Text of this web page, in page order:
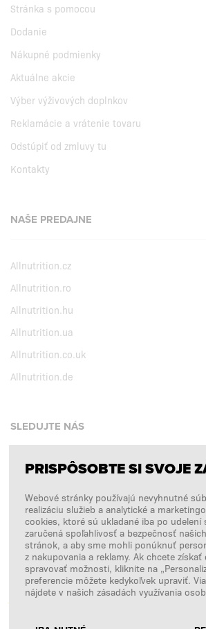
Stránka s pomocou
Dodanie
Nákupné podmienky
Aktuálne akcie
Výber výživových doplnkov
Reklamácie a vrátenie tovaru
Odstúpiť od zmluvy tu
Kontakty
NAŠE PREDAJNE
Allnutrition.cz
Allnutrition.ro
Allnutrition.hu
Allnutrition.ua
Allnutrition.co.uk
Allnutrition.de
SLEDUJTE NÁS
Facebook
Instagram
Copyright © 2026 SFD S.
PLATBY SPRACÚVA
PRISPÔSOBTE SI SVOJE
Webové stránky používajú nevyhnutné
realizáciu služieb a analytické a
cookies, ktoré sú ukladané iba po udelení
zaručená spoľahlivosť a bezpečnosť
stránok, a aby sme mohli ponúknuť
z nakupovania a reklamy. Ak chcete
spravovať možnosti, kliknite na
preferencie môžete kedykoľvek upraviť.
nájdete v našich zásadách využívania